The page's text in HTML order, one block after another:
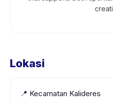
Lokasi
📍 Kecamatan Kalideres